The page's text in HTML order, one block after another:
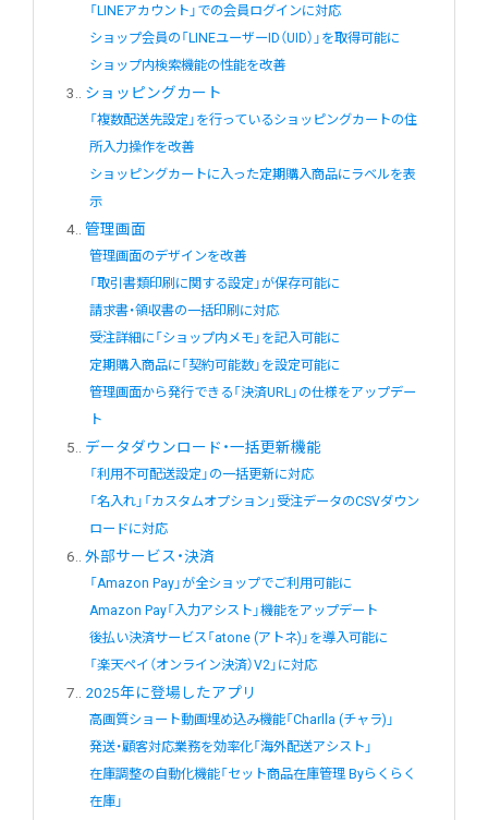
「LINEアカウント」での会員ログインに対応
ショップ会員の「LINEユーザーID（UID）」を取得可能に
ショップ内検索機能の性能を改善
3. ショッピングカート
「複数配送先設定」を行っているショッピングカートの住
所入力操作を改善
ショッピングカートに入った定期購入商品にラベルを表
示
4. 管理画面
管理画面のデザインを改善
「取引書類印刷に関する設定」が保存可能に
請求書・領収書の一括印刷に対応
受注詳細に「ショップ内メモ」を記入可能に
定期購入商品に「契約可能数」を設定可能に
管理画面から発行できる「決済URL」の仕様をアップデー
ト
5. データダウンロード・一括更新機能
「利用不可配送設定」の一括更新に対応
「名入れ」「カスタムオプション」受注データのCSVダウン
ロードに対応
6. 外部サービス・決済
「Amazon Pay」が全ショップでご利用可能に
Amazon Pay「入力アシスト」機能をアップデート
後払い決済サービス「atone (アトネ)」を導入可能に
「楽天ペイ（オンライン決済）V2」に対応
7. 2025年に登場したアプリ
高画質ショート動画埋め込み機能「Charlla (チャラ)」
発送・顧客対応業務を効率化「海外配送アシスト」
在庫調整の自動化機能「セット商品在庫管理 Byらくらく
在庫」